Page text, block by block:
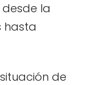
la
hasta
de